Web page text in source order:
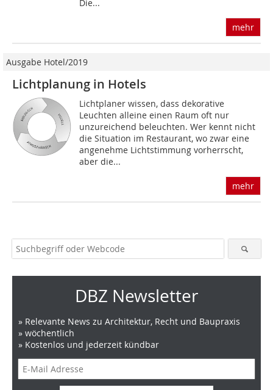
Die...
mehr
Ausgabe Hotel/2019
Lichtplanung in Hotels
Lichtplaner wissen, dass dekorative
Leuchten alleine einen Raum oft nur
unzureichend beleuchten. Wer kennt nicht
die Situation im Restaurant, wo zwar eine
angenehme Lichtstimmung vorherrscht,
aber die...
mehr
DBZ Newsletter
» Relevante News zu Architektur, Recht und Baupraxis
» wöchentlich
» Kostenlos und jederzeit kündbar